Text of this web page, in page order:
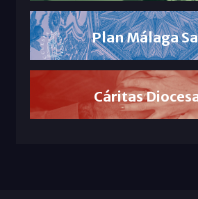
Plan Málaga
Cáritas